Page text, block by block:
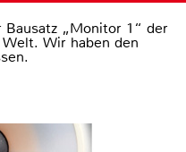
„Monitor 1“ der
Wir haben den